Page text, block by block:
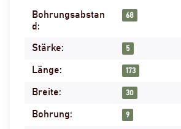
Produkteigenschaft
Wert
Bohrungsabstan
d:
68
Stärke: 5
Länge: 173
Breite: 30
Bohrung: 9